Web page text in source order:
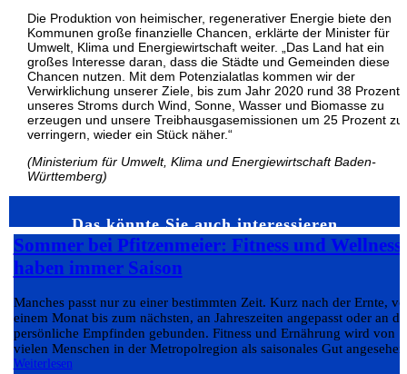
Die Produktion von heimischer, regenerativer Energie biete den
Kommunen große finanzielle Chancen, erklärte der Minister für
Umwelt, Klima und Energiewirtschaft weiter. „Das Land hat ein
großes Interesse daran, dass die Städte und Gemeinden diese
Chancen nutzen. Mit dem Potenzialatlas kommen wir der
Verwirklichung unserer Ziele, bis zum Jahr 2020 rund 38 Prozent
unseres Stroms durch Wind, Sonne, Wasser und Biomasse zu
erzeugen und unsere Treibhausgasemissionen um 25 Prozent zu
verringern, wieder ein Stück näher.“
(Ministerium für Umwelt, Klima und Energiewirtschaft Baden-
Württemberg)
Das könnte Sie auch interessieren…
Sommer bei Pfitzenmeier: Fitness und Wellness
haben immer Saison
Manches passt nur zu einer bestimmten Zeit. Kurz nach der Ernte,
einem Monat bis zum nächsten, an Jahreszeiten angepasst oder an
persönliche Empfinden gebunden. Fitness und Ernährung wird von
vielen Menschen in der Metropolregion als saisonales Gut
Weiterlesen